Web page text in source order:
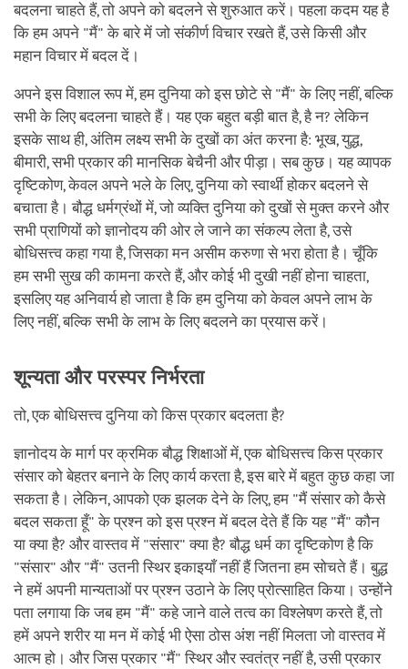
बदलना चाहते हैं, तो अपने को बदलने से शुरुआत करें। पहला कदम यह है
कि हम अपने "मैं" के बारे में जो संकीर्ण विचार रखते हैं, उसे किसी और
महान विचार में बदल दें।
अपने इस विशाल रूप में, हम दुनिया को इस छोटे से "मैं" के लिए नहीं, बल्कि
सभी के लिए बदलना चाहते हैं। यह एक बहुत बड़ी बात है, है न? लेकिन
इसके साथ ही, अंतिम लक्ष्य सभी के दुखों का अंत करना है: भूख, युद्ध,
बीमारी, सभी प्रकार की मानसिक बेचैनी और पीड़ा। सब कुछ। यह व्यापक
दृष्टिकोण, केवल अपने भले के लिए, दुनिया को स्वार्थी होकर बदलने से
बचाता है। बौद्ध धर्मग्रंथों में, जो व्यक्ति दुनिया को दुखों से मुक्त करने और
सभी प्राणियों को ज्ञानोदय की ओर ले जाने का संकल्प लेता है, उसे
बोधिसत्त्व कहा गया है, जिसका मन असीम करुणा से भरा होता है। चूँकि
हम सभी सुख की कामना करते हैं, और कोई भी दुखी नहीं होना चाहता,
इसलिए यह अनिवार्य हो जाता है कि हम दुनिया को केवल अपने लाभ के
लिए नहीं, बल्कि सभी के लाभ के लिए बदलने का प्रयास करें।
शून्यता और परस्पर निर्भरता
तो, एक बोधिसत्त्व दुनिया को किस प्रकार बदलता है?
ज्ञानोदय के मार्ग पर क्रमिक बौद्ध शिक्षाओं में, एक बोधिसत्त्व किस प्रकार
संसार को बेहतर बनाने के लिए कार्य करता है, इस बारे में बहुत कुछ कहा जा
सकता है। लेकिन, आपको एक झलक देने के लिए, हम "मैं संसार को कैसे
बदल सकता हूँ" के प्रश्न को इस प्रश्न में बदल देते हैं कि यह "मैं" कौन
या क्या है? और वास्तव में "संसार" क्या है? बौद्ध धर्म का दृष्टिकोण है कि
"संसार" और "मैं" उतनी स्थिर इकाइयाँ नहीं हैं जितना हम सोचते हैं। बुद्ध
ने हमें अपनी मान्यताओं पर प्रश्न उठाने के लिए प्रोत्साहित किया। उन्होंने
पता लगाया कि जब हम "मैं" कहे जाने वाले तत्व का विश्लेषण करते हैं, तो
हमें अपने शरीर या मन में कोई भी ऐसा ठोस अंश नहीं मिलता जो वास्तव में
आत्म हो। और जिस प्रकार "मैं" स्थिर और स्वतंत्र नहीं है, उसी प्रकार